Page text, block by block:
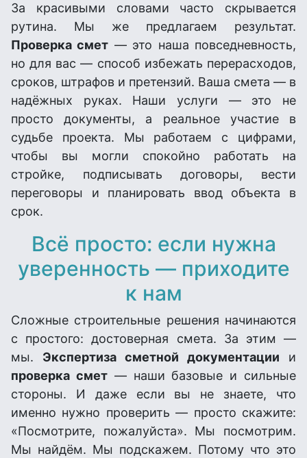
За красивыми словами часто скрывается
рутина. Мы же предлагаем результат.
Проверка смет — это наша повседневность,
но для вас — способ избежать перерасходов,
сроков, штрафов и претензий. Ваша смета — в
надёжных руках. Наши услуги — это не
просто документы, а реальное участие в
судьбе проекта. Мы работаем с цифрами,
чтобы вы могли спокойно работать на
стройке, подписывать договоры, вести
переговоры и планировать ввод объекта в
срок.
Всё просто: если нужна
уверенность — приходите
к нам
Сложные строительные решения начинаются
с простого: достоверная смета. За этим —
мы. Экспертиза сметной документации и
проверка смет— наши базовые и сильные
стороны. И даже если вы не знаете, что
именно нужно проверить — просто скажите:
«Посмотрите, пожалуйста». Мы посмотрим.
Мы найдём. Мы подскажем. Потому что это